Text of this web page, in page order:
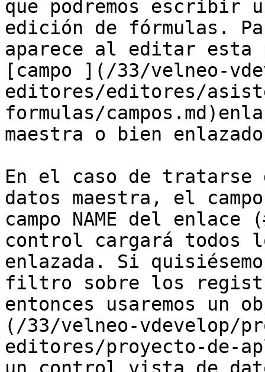
que podremos escribir
edición de fórmulas.
aparece al editar esta
[campo ](/33/velneo-
editores/editores/
formulas/
maestra o bien
En el caso de tratarse
datos maestra, el
campo NAME del enlace
control cargará todos
enlazada. Si
filtro sobre los
entonces usaremos un
(/33/velneo-vdevelop/
editores/proyecto-de-